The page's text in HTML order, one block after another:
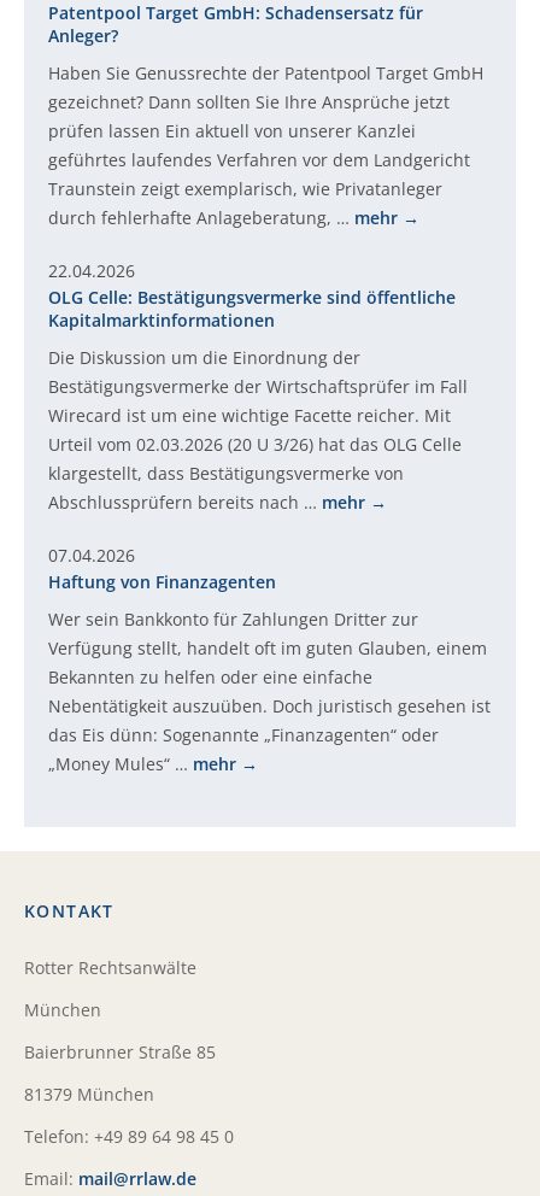
Patentpool Target GmbH: Schadensersatz für
Anleger?
Haben Sie Genussrechte der Patentpool Target GmbH
gezeichnet? Dann sollten Sie Ihre Ansprüche jetzt
prüfen lassen Ein aktuell von unserer Kanzlei
geführtes laufendes Verfahren vor dem Landgericht
Traunstein zeigt exemplarisch, wie Privatanleger
durch fehlerhafte Anlageberatung, … mehr
22.04.2026
OLG Celle: Bestätigungsvermerke sind öffentliche
Kapitalmarktinformationen
Die Diskussion um die Einordnung der
Bestätigungsvermerke der Wirtschaftsprüfer im Fall
Wirecard ist um eine wichtige Facette reicher. Mit
Urteil vom 02.03.2026 (20 U 3/26) hat das OLG Celle
klargestellt, dass Bestätigungsvermerke von
Abschlussprüfern bereits nach … mehr
07.04.2026
Haftung von Finanzagenten
Wer sein Bankkonto für Zahlungen Dritter zur
Verfügung stellt, handelt oft im guten Glauben, einem
Bekannten zu helfen oder eine einfache
Nebentätigkeit auszuüben. Doch juristisch gesehen ist
das Eis dünn: Sogenannte „Finanzagenten“ oder
„Money Mules“ … mehr
KONTAKT
Rotter Rechtsanwälte
München
Baierbrunner Straße 85
81379 München
Telefon: +49 89 64 98 45 0
Email: mail@rrlaw.de